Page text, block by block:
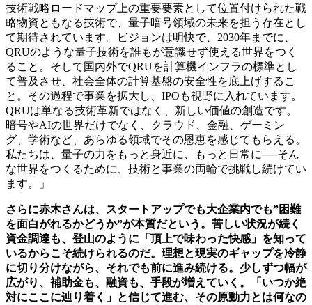
技術戦略ロードマップ上の重要要素として位置付けられた戦
略物資ともなる技術で、量子暗号領域の未来を担う存在とし
て期待されています。ビジョンは明快で、2030年までに、
QRUのような量子技術を誰もが意識せず使える世界をつく
ること。そして国内外でQRUを計算機インフラの標準とし
て普及させ、社会全体の計算基盤の安全性を底上げするこ
と。その過程で事業を拡大し、IPOも視野に入れています。
QRUは単なる技術革新ではなく、新しい価値の創造です。
暗号やAIの世界だけでなく、クラウド、金融、ゲーミン
グ、学術など、あらゆる領域でその恩恵を感じてもらえる。
私たちは、量子の力をもっと身近に、もっと日常に──そん
な世界をつくるために、技術と事業の両輪で挑戦し続けてい
ます。」
さらに赤木さんは、スタートアップでも大企業内でも”困難
を面白がれるかどうか”が本質だという。苦しい状況が続く
資金調達も、登山のように「頂上で味わった快感」を知って
いるからこそ続けられるのだ。理想と現実のギャップを冷静
に切り分けながら、それでも前に進み続ける。少しずつ幅が
広がり、補助金も、融資も、手段が増えていく。「いつか絶
対にここに辿り着く」と信じて進む、その原動力とは何なの